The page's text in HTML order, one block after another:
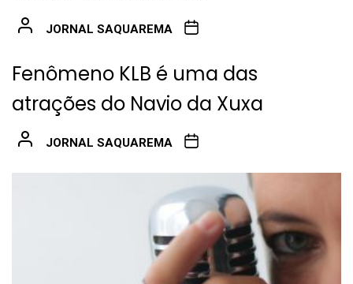
JORNAL SAQUAREMA
Fenômeno KLB é uma das
atrações do Navio da Xuxa
JORNAL SAQUAREMA